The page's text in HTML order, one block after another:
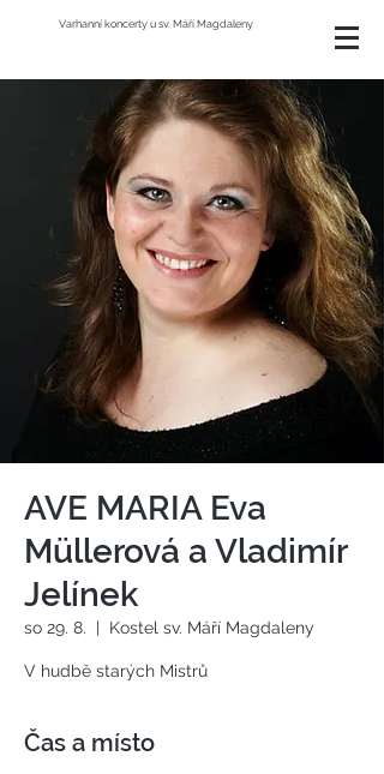
Varhanní koncerty u sv. Máří Magdaleny
AVE MARIA Eva
Müllerová a Vladimír
Jelínek
so 29. 8.
  |
Kostel sv. Máří Magdaleny
V hudbě starých Mistrů
Čas a místo